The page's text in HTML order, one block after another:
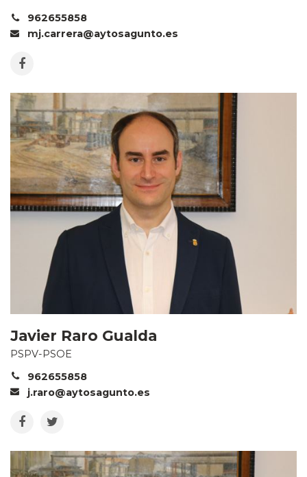
962655858
mj.carrera@aytosagunto.es
Javier Raro Gualda
PSPV-PSOE
962655858
j.raro@aytosagunto.es